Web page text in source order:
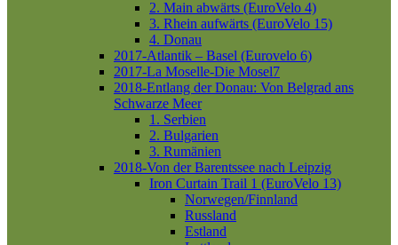
2. Main abwärts (EuroVelo 4)
3. Rhein aufwärts (EuroVelo 15)
4. Donau
2017-Atlantik – Basel (Eurovelo 6)
2017-La Moselle-Die Mosel7
2018-Entlang der Donau: Von Belgrad ans
Schwarze Meer
1. Serbien
2. Bulgarien
3. Rumänien
2018-Von der Barentssee nach Leipzig
Iron Curtain Trail 1 (EuroVelo 13)
Norwegen/Finnland
Russland
Estland